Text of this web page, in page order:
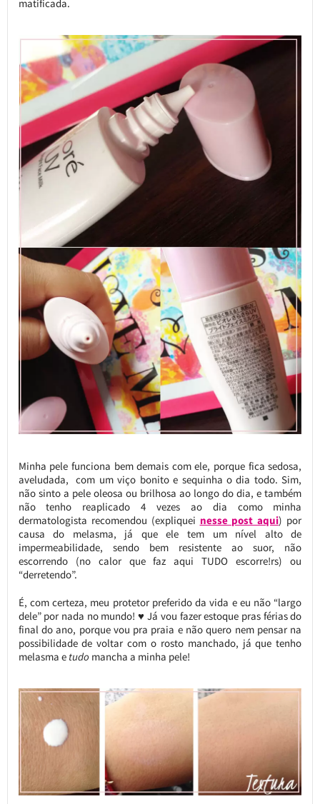
matificada.
Minha pele funciona bem demais com ele, porque fica sedosa,
aveludada, com um viço bonito e sequinha o dia todo. Sim,
não sinto a pele oleosa ou brilhosa ao longo do dia, e também
não tenho reaplicado 4 vezes ao dia como minha
dermatologista recomendou (expliquei nesse post aqui) por
causa do melasma, já que ele tem um nível alto de
impermeabilidade, sendo bem resistente ao suor, não
escorrendo (no calor que faz aqui TUDO escorre!rs) ou
“derretendo”.
É, com certeza, meu protetor preferido da vida e eu não “largo
dele” por nada no mundo! ♥ Já vou fazer estoque pras férias do
final do ano, porque vou pra praia e não quero nem pensar na
possibilidade de voltar com o rosto manchado, já que tenho
melasma e tudo mancha a minha pele!